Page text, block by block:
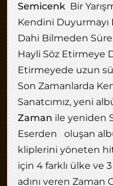
Semicenk Bir
Kendini Duyurmayı
Dahi Bilmeden
Hayli Söz Etirmeye
Etirmeyede uzun
Son Zamanlarda
Sanatcımız, yeni
Zaman ile yeniden
Eserden oluşan
kliplerini yöneten
için 4 farklı ülke ve
adını veren Zaman